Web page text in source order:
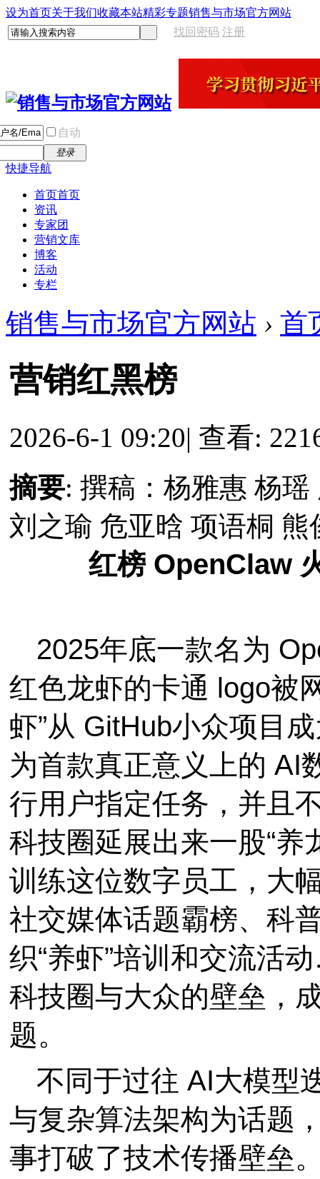
设为首页关于我们收藏本站精彩专题销售与市场官方网站
找回密码 注册
自动
登录
快捷导航
首页首页
资讯
专家团
营销文库
博客
活动
专栏
销售与市场官方网站 › 首
营销红黑榜
2026-6-1 09:20| 查看:
摘要: 撰稿：杨雅惠 杨
刘之瑜 危亚晗 项语桐 熊
红榜 OpenClaw
2025年底一款名为
红色龙虾的卡通 logo被
虾”从 GitHub小众项目
为首款真正意义上的 AI
行用户指定任务，并且
科技圈延展出来一股“
训练这位数字员工，大
社交媒体话题霸榜、科
织“养虾”培训和交流活
科技圈与大众的壁垒，
题。
不同于过往 AI大模型
与复杂算法架构为话题
事打破了技术传播壁垒